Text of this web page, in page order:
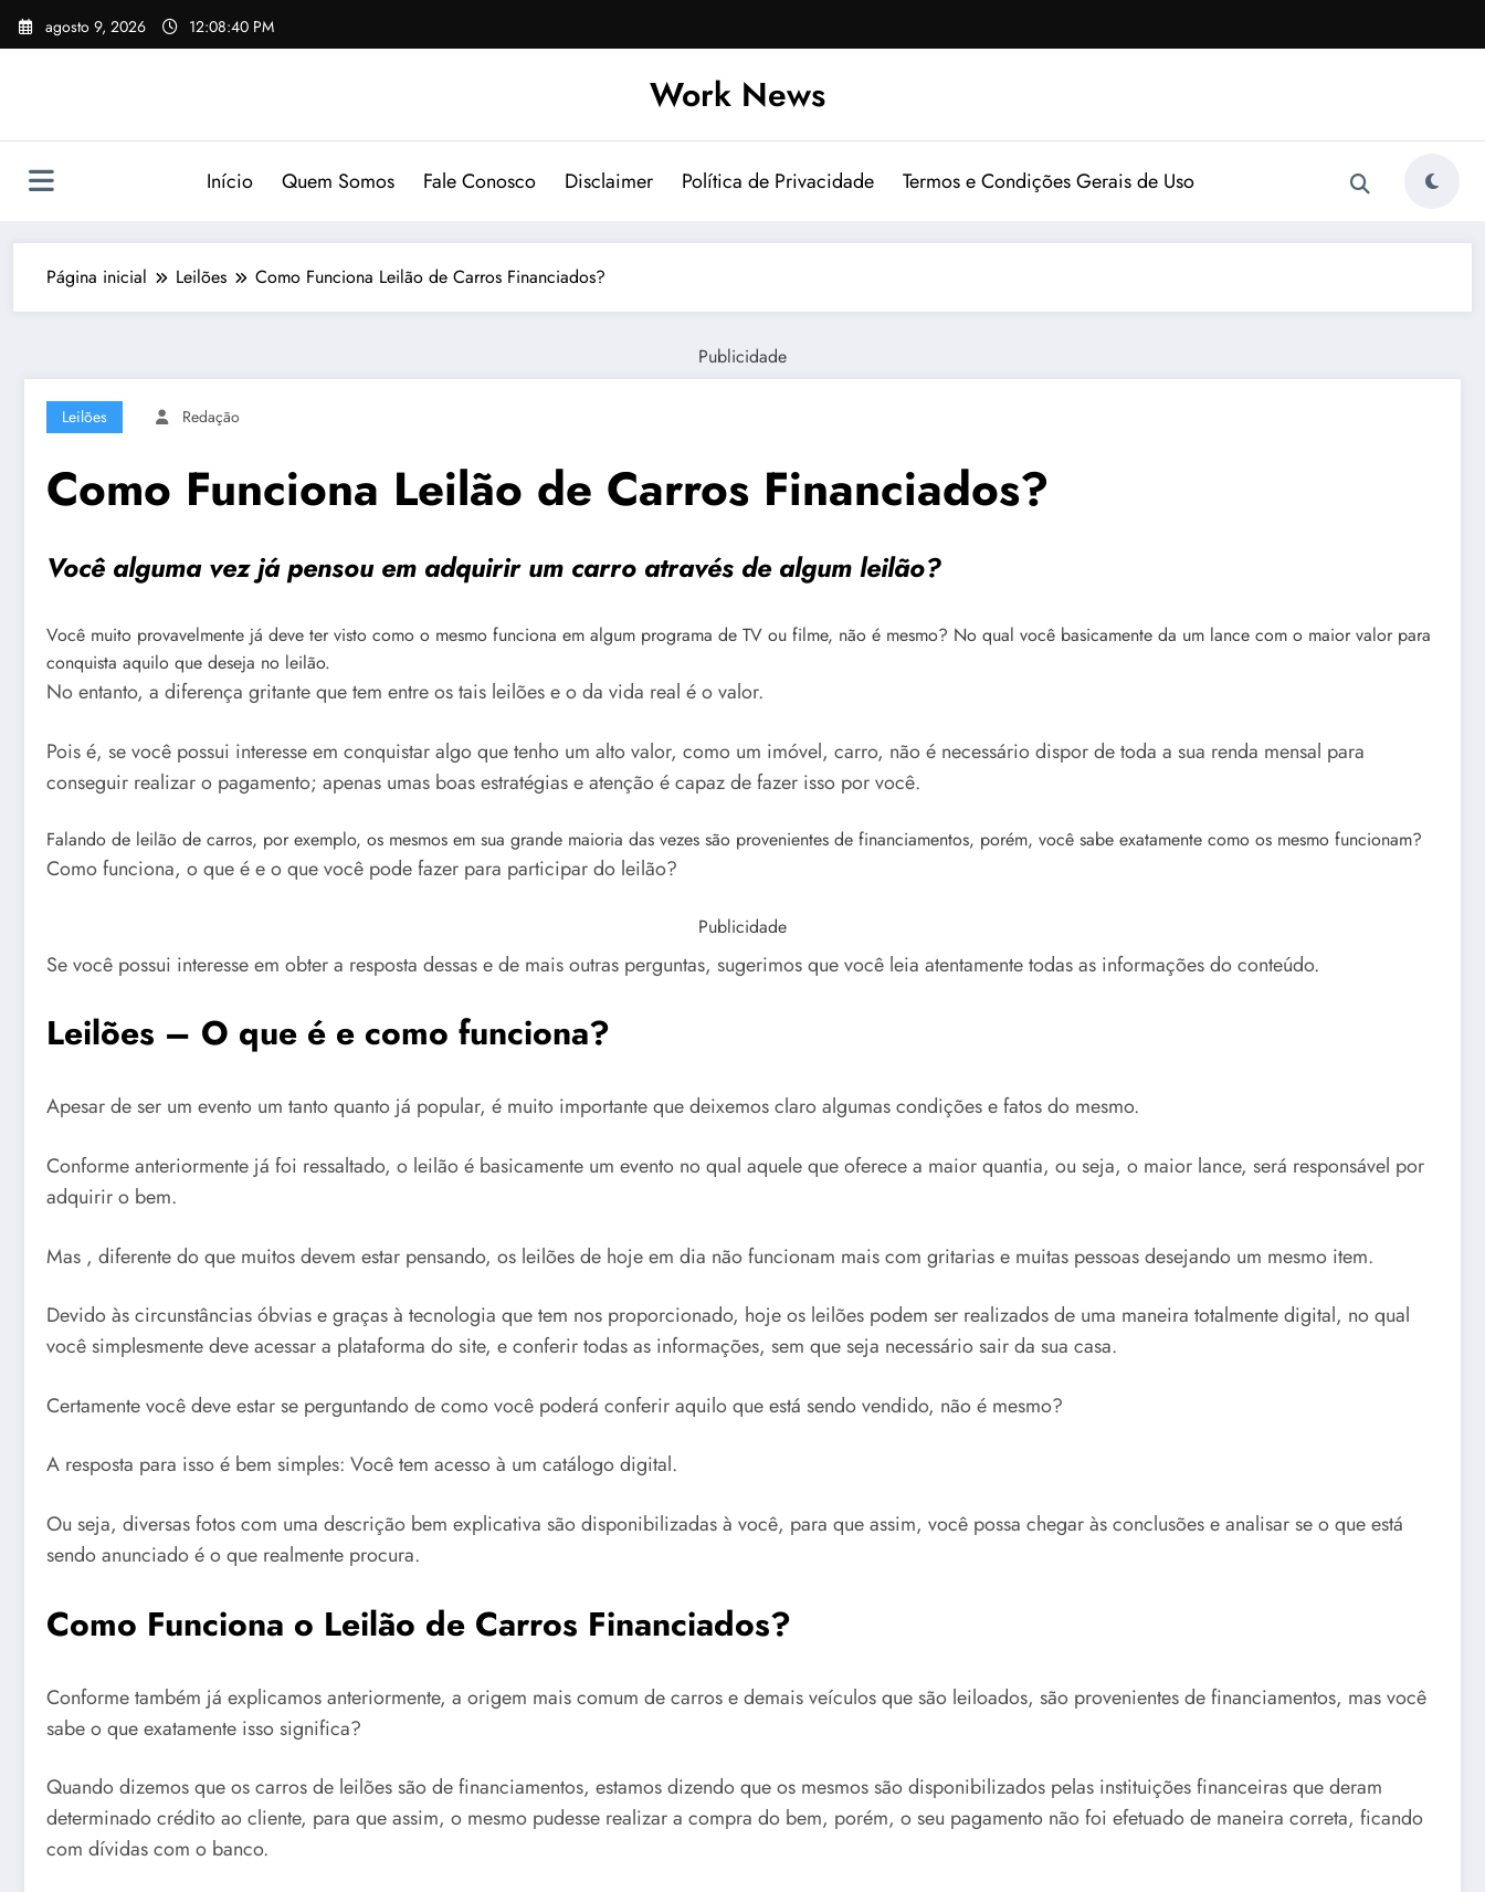
Pular
para
agosto 9, 2026 12:08:41 PM
Work News
Início Quem Somos Fale Conosco Disclaimer Política de Privacidade Termos e Condições Gerais de Uso
Página inicial Leilões Como Funciona Leilão de Carros Financiados?
Publicidade
Leilões Redação
Como Funciona Leilão de Carros Financiados?
Você alguma vez já pensou em adquirir um carro através de algum leilão?
Você muito provavelmente já deve ter visto como o mesmo funciona em algum programa de TV ou filme, não é mesmo? No qual você basicamente da um lance com o maior valor para
conquista aquilo que deseja no leilão.
No entanto, a diferença gritante que tem entre os tais leilões e o da vida real é o valor.
Pois é, se você possui interesse em conquistar algo que tenho um alto valor, como um imóvel, carro, não é necessário dispor de toda a sua renda mensal para
conseguir realizar o pagamento; apenas umas boas estratégias e atenção é capaz de fazer isso por você.
Falando de leilão de carros, por exemplo, os mesmos em sua grande maioria das vezes são provenientes de financiamentos, porém, você sabe exatamente como os mesmo funcionam?
Como funciona, o que é e o que você pode fazer para participar do leilão?
Publicidade
Se você possui interesse em obter a resposta dessas e de mais outras perguntas, sugerimos que você leia atentamente todas as informações do conteúdo.
Leilões – O que é e como funciona?
Apesar de ser um evento um tanto quanto já popular, é muito importante que deixemos claro algumas condições e fatos do mesmo.
Conforme anteriormente já foi ressaltado, o leilão é basicamente um evento no qual aquele que oferece a maior quantia, ou seja, o maior lance, será responsável por
adquirir o bem.
Mas , diferente do que muitos devem estar pensando, os leilões de hoje em dia não funcionam mais com gritarias e muitas pessoas desejando um mesmo item.
Devido às circunstâncias óbvias e graças à tecnologia que tem nos proporcionado, hoje os leilões podem ser realizados de uma maneira totalmente digital, no qual
você simplesmente deve acessar a plataforma do site, e conferir todas as informações, sem que seja necessário sair da sua casa.
Certamente você deve estar se perguntando de como você poderá conferir aquilo que está sendo vendido, não é mesmo?
A resposta para isso é bem simples: Você tem acesso à um catálogo digital.
Ou seja, diversas fotos com uma descrição bem explicativa são disponibilizadas à você, para que assim, você possa chegar às conclusões e analisar se o que está
sendo anunciado é o que realmente procura.
Como Funciona o Leilão de Carros Financiados?
Conforme também já explicamos anteriormente, a origem mais comum de carros e demais veículos que são leiloados, são provenientes de financiamentos, mas você
sabe o que exatamente isso significa?
Quando dizemos que os carros de leilões são de financiamentos, estamos dizendo que os mesmos são disponibilizados pelas instituições financeiras que deram
determinado crédito ao cliente, para que assim, o mesmo pudesse realizar a compra do bem, porém, o seu pagamento não foi efetuado de maneira correta, ficando
com dívidas com o banco.